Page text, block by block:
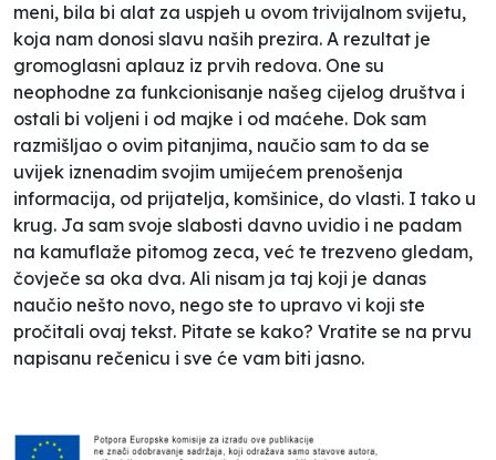
meni, bila bi alat za uspjeh u ovom trivijalnom svijetu,
koja nam donosi slavu naših prezira. A rezultat je
gromoglasni aplauz iz prvih redova. One su
neophodne za funkcionisanje našeg cijelog društva i
ostali bi voljeni i od majke i od maćehe. Dok sam
razmišljao o ovim pitanjima, naučio sam to da se
uvijek iznenadim svojim umijećem prenošenja
informacija, od prijatelja, komšinice, do vlasti. I tako u
krug. Ja sam svoje slabosti davno uvidio i ne padam
na kamuflaže pitomog zeca, već te trezveno gledam,
čovječe sa oka dva. Ali nisam ja taj koji je danas
naučio nešto novo, nego ste to upravo vi koji ste
pročitali ovaj tekst. Pitate se kako? Vratite se na prvu
napisanu rečenicu i sve će vam biti jasno.